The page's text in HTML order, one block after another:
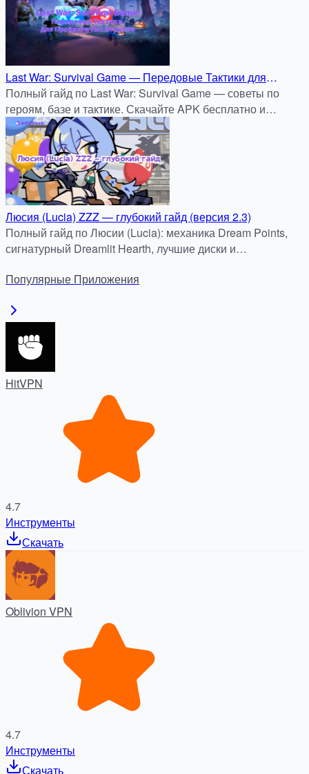
Last War: Survival Game — Передовые Тактики для
Продвинутых Игроков
Полный гайд по Last War: Survival Game — советы по
героям, базе и тактике. Скачайте APK бесплатно и
безопасно на APKDock.
Люсия (Lucia) ZZZ — глубокий гайд (версия 2.3)
Полный гайд по Люсии (Lucia): механика Dream Points,
сигнатурный Dreamlit Hearth, лучшие диски и
Популярные Приложения
HitVPN
4.7
Инструменты
Скачать
Oblivion VPN
4.7
Инструменты
Скачать